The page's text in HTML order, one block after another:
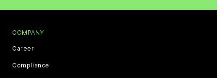
COMPANY
Career
Compliance